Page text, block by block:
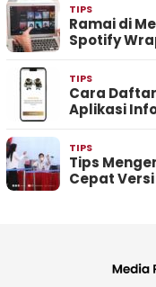
TIPS
Ramai di
Spotify
TIPS
Cara
Aplikasi
TIPS
Tips
Cepat Versi